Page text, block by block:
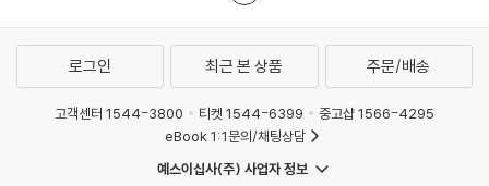
로그인 최근 본 상품 주문/배송
고객센터 1544-3800 티켓 1544-6399
중고샵 1566-4295
eBook 1:1문의/채팅상담
예스이십사(주) 사업자 정보